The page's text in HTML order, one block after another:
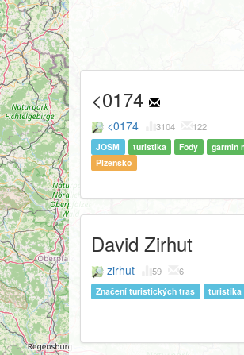
<0174
<0174 3104 122
JOSM turistika Fody
garmin
Plzeňsko
David Zirhut
zirhut 59 6
Značení turistických tras turistika